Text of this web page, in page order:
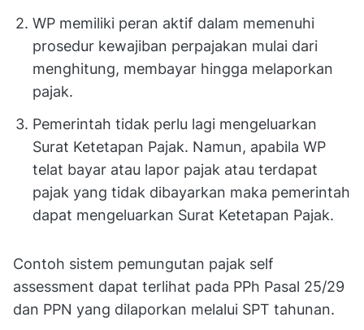
WP memiliki peran aktif dalam memenuhi
prosedur kewajiban perpajakan mulai dari
menghitung, membayar hingga melaporkan
pajak.
Pemerintah tidak perlu lagi mengeluarkan
Surat Ketetapan Pajak. Namun, apabila WP
telat bayar atau lapor pajak atau terdapat
pajak yang tidak dibayarkan maka pemerintah
dapat mengeluarkan Surat Ketetapan Pajak.
Contoh sistem pemungutan pajak self
assessment dapat terlihat pada PPh Pasal 25/29
dan PPN yang dilaporkan melalui SPT tahunan.